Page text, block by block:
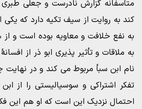
متأسفانه گزارش نادرست و جعلی
کند به روایت از سیف تکیه دارد که یکی
به نفع خلافت و معاویه بوده است و از
به ملاقات و تأثیر پذیری ابو ذر از
نام ابن سبأ مربوط می کند و در نهایت
تفکر اشتراکی و سوسیالیستی را از
احتمال نزدیک این است که او هم این